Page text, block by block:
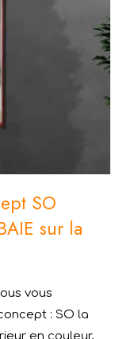
SO
sur la
vous
: SO la
en couleur,